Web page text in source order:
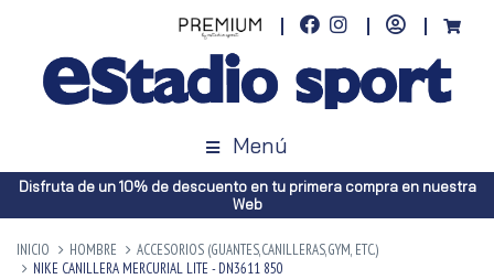
Menú
Disfruta de un 10% de descuento en tu primera compra en nuestra
Web
INICIO HOMBRE
ACCESORIOS (GUANTES,CANILLERAS,GYM, ETC.)
NIKE CANILLERA MERCURIAL LITE - DN3611 850